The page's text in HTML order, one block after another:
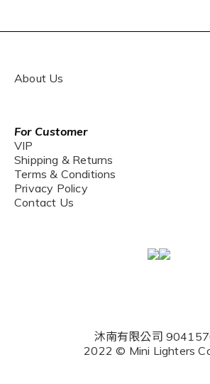
About Us
For Customer
VIP
Shipping & Returns
Terms & Conditions
Privacy Policy
Contact Us
沐南有限公司
2022 © Mini Lighters